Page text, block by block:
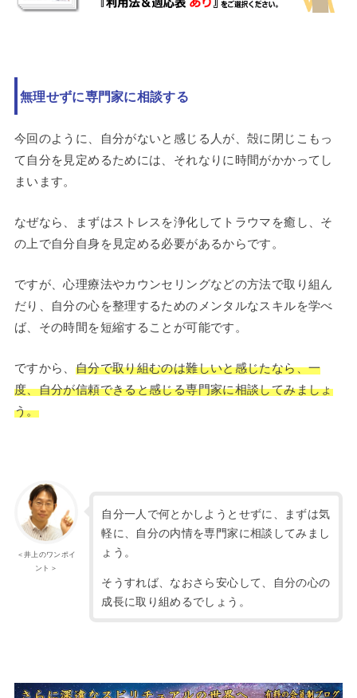
無理せずに専門家に相談する
今回のように、自分がないと感じる人が、殻に閉じこもっ
て自分を見定めるためには、それなりに時間がかかってし
まいます。
なぜなら、まずはストレスを浄化してトラウマを癒し、そ
の上で自分自身を見定める必要があるからです。
ですが、心理療法やカウンセリングなどの方法で取り組ん
だり、自分の心を整理するためのメンタルなスキルを学べ
ば、その時間を短縮することが可能です。
ですから、 自分で取り組むのは難しいと感じたなら、一
度、自分が信頼できると感じる専門家に相談してみましょ
う。
＜井上のワンポイ
ント＞
自分一人で何とかしようとせずに、まずは気
軽に、自分の内情を専門家に相談してみまし
ょう。
そうすれば、なおさら安心して、自分の心の
成長に取り組めるでしょう。